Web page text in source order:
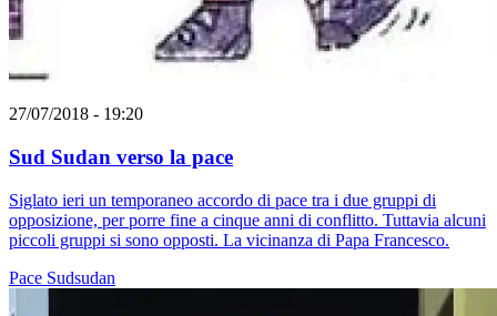
27/07/2018 - 19:20
Sud Sudan verso la pace
Siglato ieri un temporaneo accordo di pace tra i due gruppi di
opposizione, per porre fine a cinque anni di conflitto. Tuttavia alcuni
piccoli gruppi si sono opposti. La vicinanza di Papa Francesco.
Pace Sudsudan